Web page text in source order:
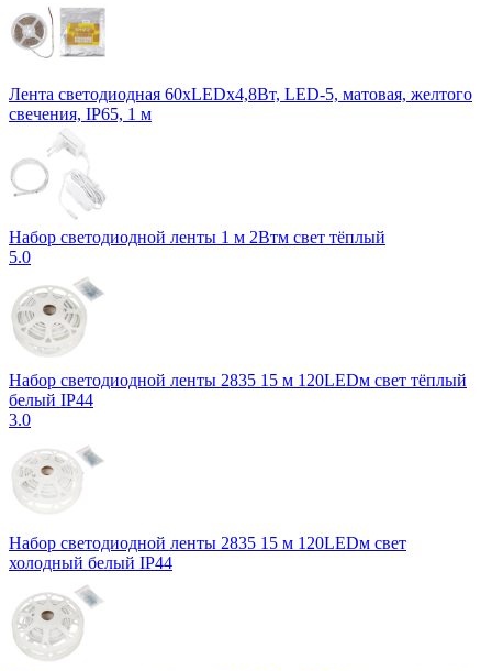
Лента светодиодная 60xLEDx4,8Вт, LED-5, матовая, желтого
свечения, IP65, 1 м
Набор светодиодной ленты 1 м 2Втм свет тёплый
5.0
Набор светодиодной ленты 2835 15 м 120LEDм свет тёплый
белый IP44
3.0
Набор светодиодной ленты 2835 15 м 120LEDм свет
холодный белый IP44